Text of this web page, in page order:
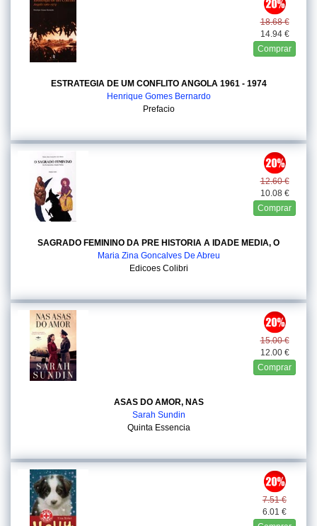
18.68 €
14.94 €
Comprar
ESTRATEGIA DE UM CONFLITO ANGOLA 1961 - 1974
Henrique Gomes Bernardo
Prefacio
12.60 €
10.08 €
Comprar
SAGRADO FEMININO DA PRE HISTORIA A IDADE MEDIA, O
Maria Zina Goncalves De Abreu
Edicoes Colibri
15.00 €
12.00 €
Comprar
ASAS DO AMOR, NAS
Sarah Sundin
Quinta Essencia
7.51 €
6.01 €